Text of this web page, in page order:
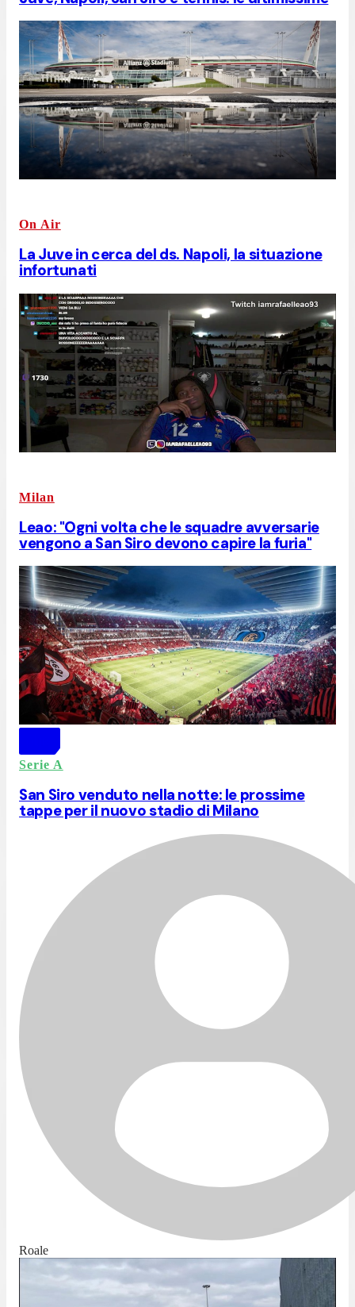
On Air
La Juve in cerca del ds. Napoli, la situazione
infortunati
Milan
Leao: "Ogni volta che le squadre avversarie
vengono a San Siro devono capire la furia"
Serie A
San Siro venduto nella notte: le prossime
tappe per il nuovo stadio di Milano
Roale